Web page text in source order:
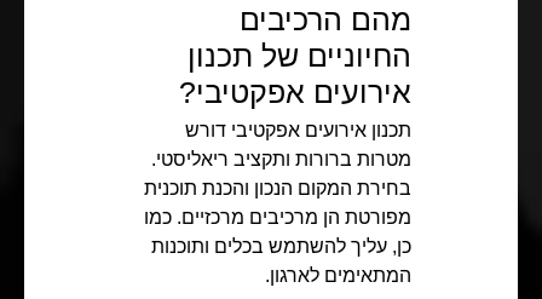
מהם הרכיבים
החיוניים של תכנון
אירועים אפקטיבי?
תכנון אירועים אפקטיבי דורש
מטרות ברורות ותקציב ריאליסטי.
בחירת המקום הנכון והכנת תוכנית
מפורטת הן מרכיבים מרכזיים. כמו
כן, עליך להשתמש בכלים ותוכנות
המתאימים לארגון.